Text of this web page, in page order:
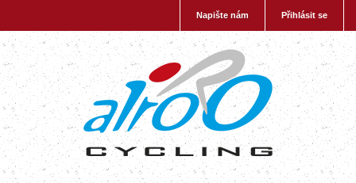
Přihlásit se
Napište nám